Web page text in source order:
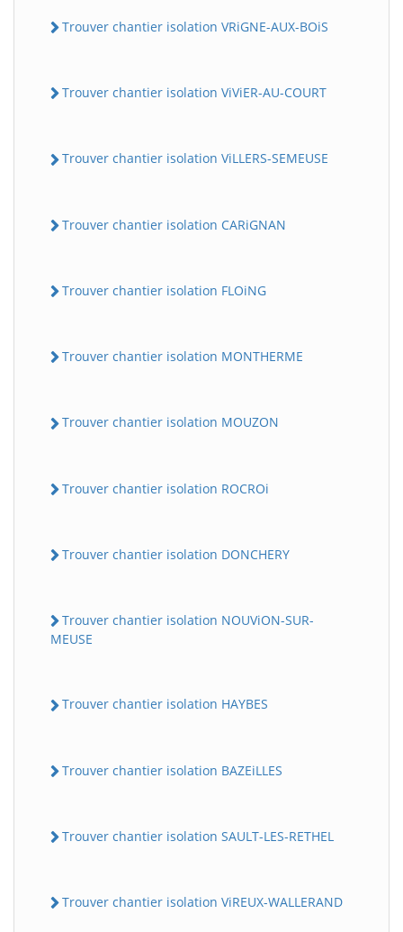
Trouver chantier isolation VRiGNE-AUX-BOiS
Trouver chantier isolation ViViER-AU-COURT
Trouver chantier isolation ViLLERS-SEMEUSE
Trouver chantier isolation CARiGNAN
Trouver chantier isolation FLOiNG
Trouver chantier isolation MONTHERME
Trouver chantier isolation MOUZON
Trouver chantier isolation ROCROi
Trouver chantier isolation DONCHERY
Trouver chantier isolation NOUViON-SUR-
MEUSE
Trouver chantier isolation HAYBES
Trouver chantier isolation BAZEiLLES
Trouver chantier isolation SAULT-LES-RETHEL
Trouver chantier isolation ViREUX-WALLERAND